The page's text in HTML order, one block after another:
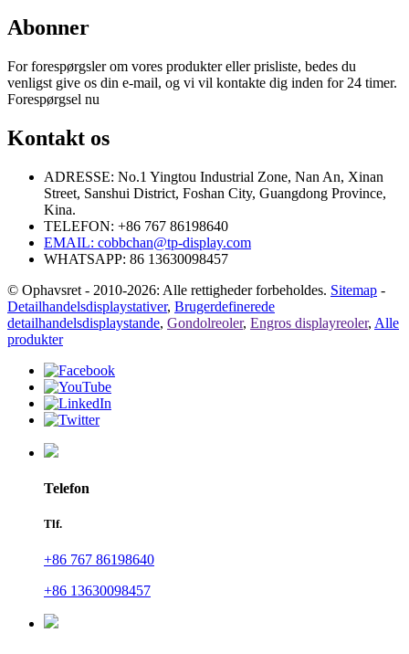
Abonner
For forespørgsler om vores produkter eller prisliste, bedes du
venligst give os din e-mail, og vi vil kontakte dig inden for 24 timer.
Forespørgsel nu
Kontakt os
ADRESSE: No.1 Yingtou Industrial Zone, Nan An, Xinan
Street, Sanshui District, Foshan City, Guangdong Province,
Kina.
TELEFON: +86 767 86198640
EMAIL: cobbchan@tp-display.com
WHATSAPP: 86 13630098457
© Ophavsret - 2010-2026: Alle rettigheder forbeholdes. Sitemap -
Detailhandelsdisplaystativer, Brugerdefinerede
detailhandelsdisplaystande, Gondolreoler, Engros displayreoler, Alle
produkter
Telefon
Tlf.
+86 767 86198640
+86 13630098457